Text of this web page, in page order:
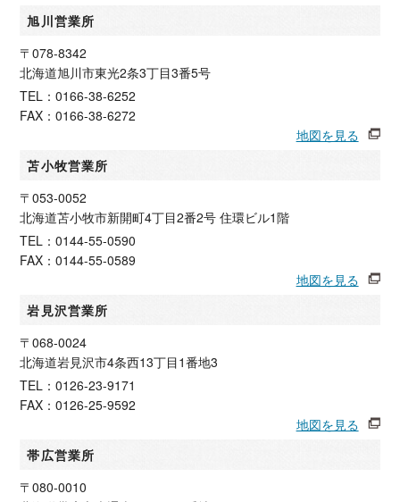
旭川営業所
〒078-8342
北海道旭川市東光2条3丁目3番5号
TEL：0166-38-6252
FAX：0166-38-6272
地図を見る
苫小牧営業所
〒053-0052
北海道苫小牧市新開町4丁目2番2号 住環ビル1階
TEL：0144-55-0590
FAX：0144-55-0589
地図を見る
岩見沢営業所
〒068-0024
北海道岩見沢市4条西13丁目1番地3
TEL：0126-23-9171
FAX：0126-25-9592
地図を見る
帯広営業所
〒080-0010